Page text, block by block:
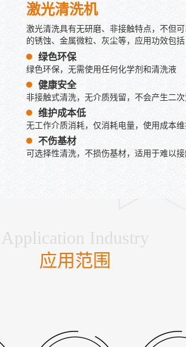
激光清洗机
激光清洗具有无研磨、非接触特点，不但
的锈蚀、金属微粒、灰尘等，应用功效包
绿色环保
绿色环保，无需使用任何化学剂和清洗液
健康安全
非接触式清洗，无介质残留，不会产生二
维护成本低
无工作介质消耗，仅消耗电量，使用成本
不伤基材
可选择性清洗，不损伤基材，适用于难以
Application Industry
应用范围